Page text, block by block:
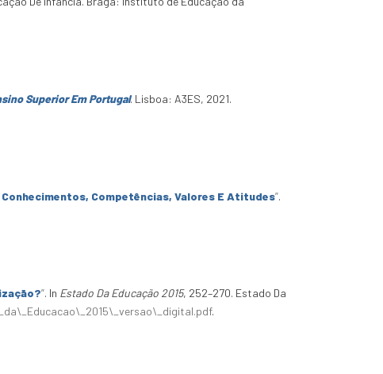
Superior Em Portugal. Lisboa: A3ES, 2021.
Conhecimentos, Competências, Valores E Atitudes”.
”. In Estado Da Educação 2015, 252–270. Estado Da
.